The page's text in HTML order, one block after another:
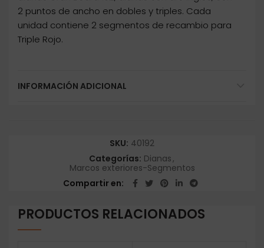
2 puntos de ancho en dobles y triples. Cada
unidad contiene 2 segmentos de recambio para
Triple Rojo.
INFORMACIÓN ADICIONAL
SKU: 40192
Categorías: Dianas,
Marcos exteriores-Segmentos
Compartir en
PRODUCTOS RELACIONADOS